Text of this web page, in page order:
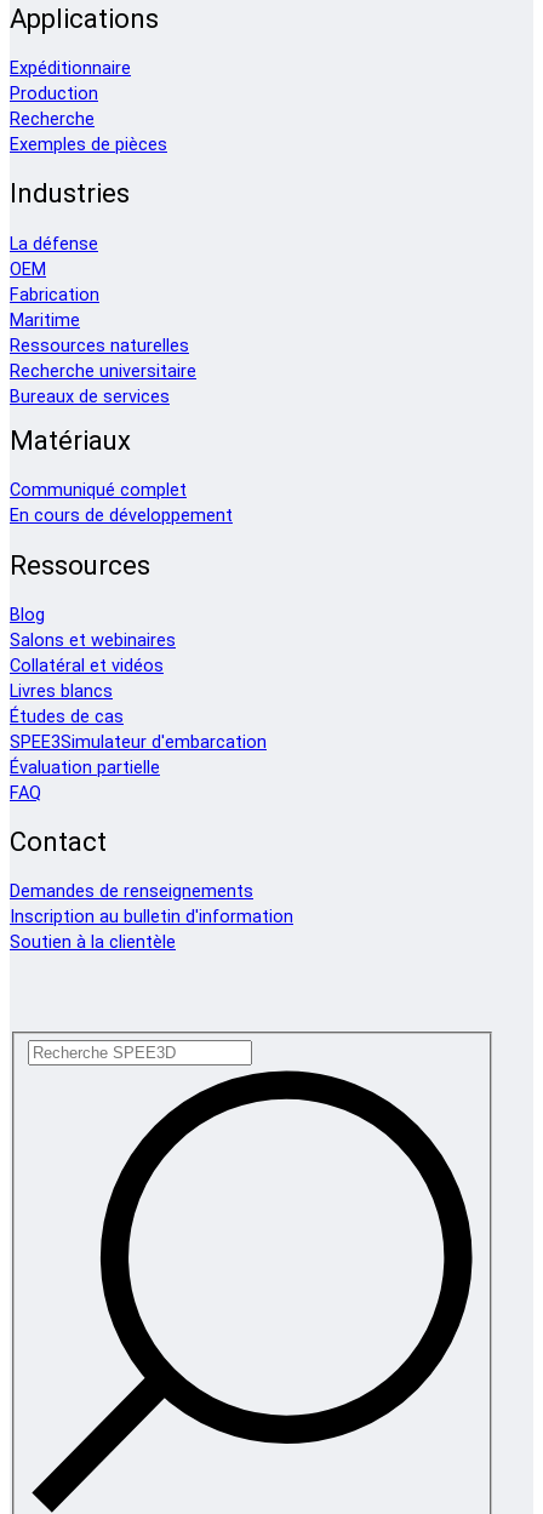
Applications
Expéditionnaire
Production
Recherche
Exemples de pièces
Industries
La défense
OEM
Fabrication
Maritime
Ressources naturelles
Recherche universitaire
Bureaux de services
Matériaux
Communiqué complet
En cours de développement
Ressources
Blog
Salons et webinaires
Collatéral et vidéos
Livres blancs
Études de cas
SPEE3Simulateur d'embarcation
Évaluation partielle
FAQ
Contact
Demandes de renseignements
Inscription au bulletin d'information
Soutien à la clientèle